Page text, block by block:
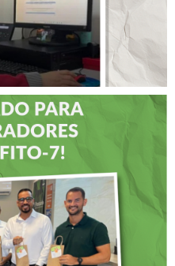
PAIS É
PARA
DO
7